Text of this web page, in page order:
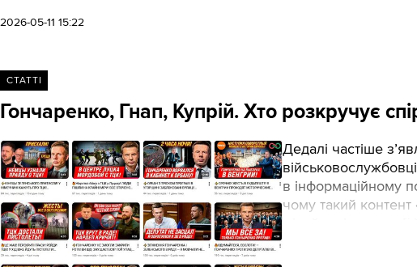
2026-05-11 15:22
СТАТТІ
Гончаренко, Гнап, Купрій. Хто розкручує
Дедалі частіше
в інформаційному
чому такий